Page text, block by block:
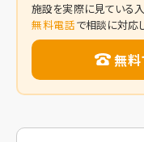
施設を実際に見ている
無料電話で相談に対応
無